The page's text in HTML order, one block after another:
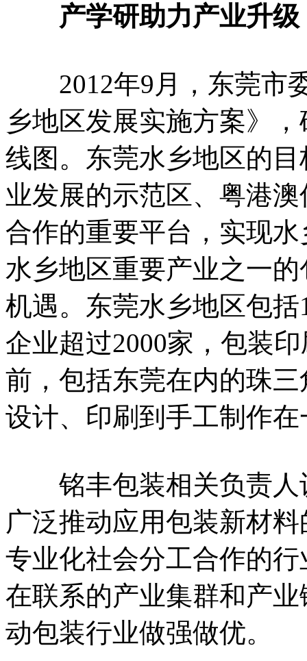
产学研助力产业升级
2012年9月，东莞市
乡地区发展实施方案》
线图。东莞水乡地区的
业发展的示范区、粤港
合作的重要平台，实现
水乡地区重要产业之一
机遇。东莞水乡地区包
企业超过2000家，包装
前，包括东莞在内的珠
设计、印刷到手工制作
铭丰包装相关负责人
广泛推动应用包装新材
专业化社会分工合作的
在联系的产业集群和产
动包装行业做强做优。